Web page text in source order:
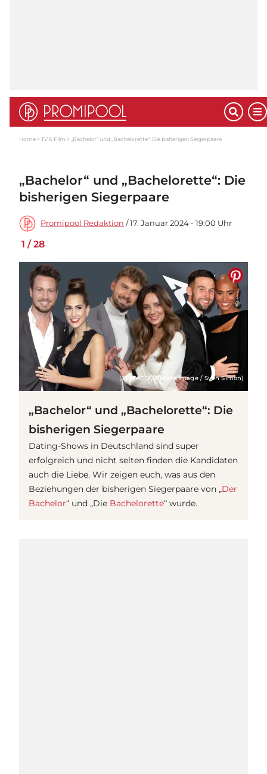
Home TV & Film „Bachelor“ und „Bachelorette“: Die bisherigen Siegerpaare
„Bachelor“ und „Bachelorette“: Die
bisherigen Siegerpaare
Promipool Redaktion / 17. Januar 2024 - 19:00 Uhr
1 / 28
(© IMAGO / Future Image / Sven Simon)
„Bachelor“ und „Bachelorette“: Die
bisherigen Siegerpaare
Dating-Shows in Deutschland sind super
erfolgreich und nicht selten finden die Kandidaten
auch die Liebe. Wir zeigen euch, was aus den
Beziehungen der bisherigen Siegerpaare von „Der
Bachelor“ und „Die Bachelorette“ wurde.